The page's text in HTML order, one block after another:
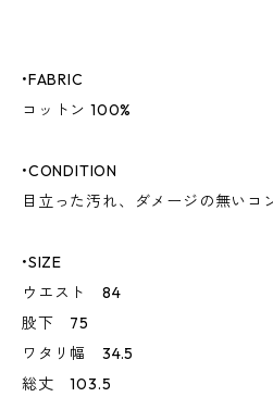
•FABRIC
コットン 100%
•CONDITION
目立った汚れ、ダメージの無いコ
•SIZE
ウエスト 84
股下 75
ワタリ幅 34.5
総丈 103.5